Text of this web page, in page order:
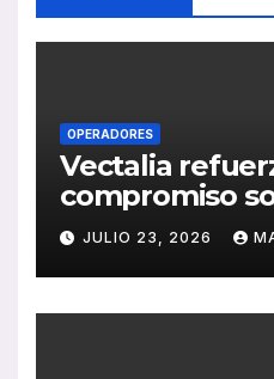
OPERADORES
Vectalia
compromiso
publicación de
de RSC 2025
JULIO 23, 2026